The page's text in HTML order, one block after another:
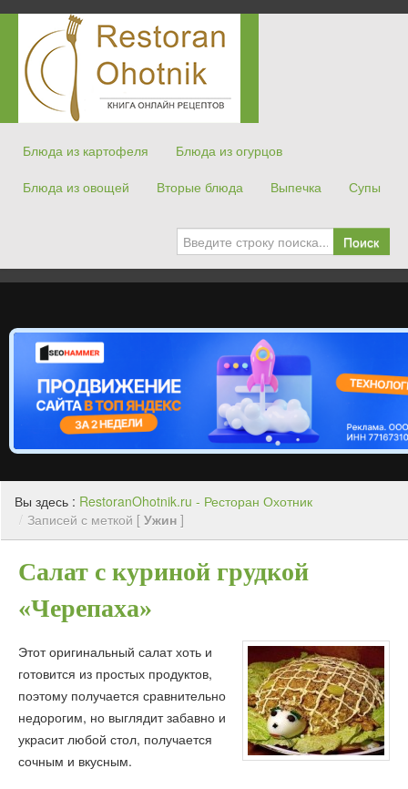
Блюда из картофеля
Блюда из огурцов
Блюда из овощей
Вторые блюда Выпечка Супы
Поиск
Вы здесь : RestoranOhotnik.ru - Ресторан Охотник
/ Записей с меткой [ Ужин ]
Салат с куриной грудкой
«Черепаха»
Этот оригинальный салат хоть и
готовится из простых продуктов,
поэтому получается сравнительно
недорогим, но выглядит забавно и
украсит любой стол, получается
сочным и вкусным.